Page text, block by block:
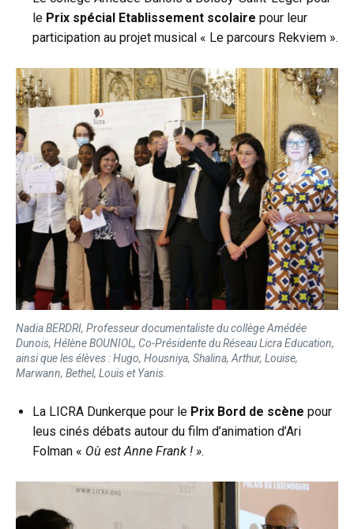
le Prix spécial Etablissement scolaire pour leur
participation au projet musical « Le parcours Rekviem ».
Nadia BERDRI, Professeur documentaliste du collège Amédée
Dunois, Hélène BOUNIOL, Co-Présidente du Réseau Licra Education,
ainsi que les élèves : Hugo, Housniya, Shalina, Arthur, Louise,
Marwann, Bethel, Louis et Yanis.
La LICRA Dunkerque pour le Prix Bord de scène pour
leus cinés débats autour du film d’animation d’Ari
Folman « Où est Anne Frank ! ».